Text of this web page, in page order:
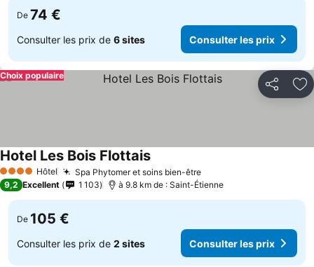
De 74 €
Consulter les prix de 6 sites Consulter les prix
Partager
Choix populaire
4 Étoiles Hôtel Spa Phytomer et soins bien-être
Hotel Les Bois Flottais
9,2 Excellent 1 103 à 9.8 km de : Saint-Étienne
De 105 €
Consulter les prix de 2 sites Consulter les prix